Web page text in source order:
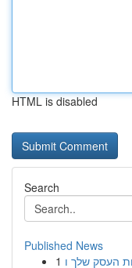
HTML is disabled
Search
Published News
1